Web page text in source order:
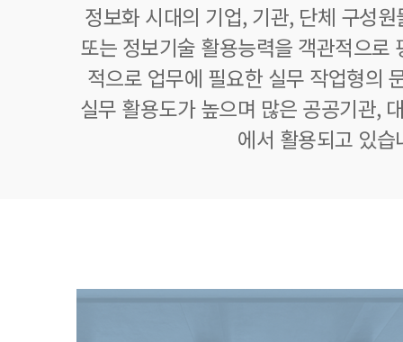
정보화 시대의 기업, 기관, 단체 구성
또는 정보기술 활용능력을 객관적으로
적으로 업무에 필요한 실무 작업형의
실무 활용도가 높으며 많은 공공기관,
에서 활용되고 있습